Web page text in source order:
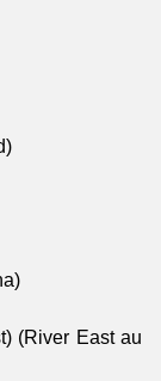
(River East au